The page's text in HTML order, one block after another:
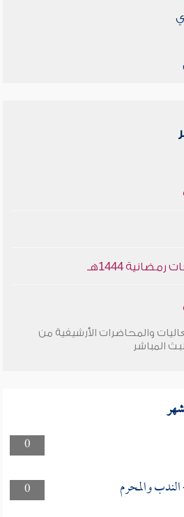
1444هـ
والمحاضرات الأرشيفية من
المباشر
0
0
والمحرم